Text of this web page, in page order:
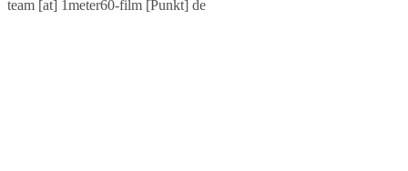
team [at] 1meter60-film [Punkt] de